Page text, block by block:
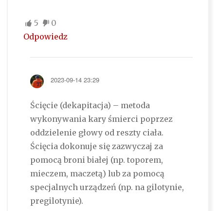
5
0
Odpowiedz
2023-09-14 23:29
Ścięcie (dekapitacja) – metoda
wykonywania kary śmierci poprzez
oddzielenie głowy od reszty ciała.
Ścięcia dokonuje się zazwyczaj za
pomocą broni białej (np. toporem,
mieczem, maczetą) lub za pomocą
specjalnych urządzeń (np. na gilotynie,
pregilotynie).